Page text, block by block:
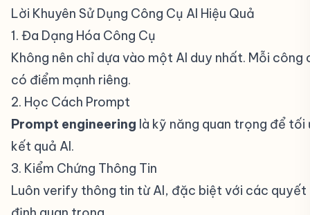
Lời Khuyên Sử Dụng Công Cụ AI Hiệu Quả
1. Đa Dạng Hóa Công Cụ
Không nên chỉ dựa vào một AI duy nhất. Mỗi công
có điểm mạnh riêng.
2. Học Cách Prompt
Prompt engineering là kỹ năng quan trọng để tối
kết quả AI.
3. Kiểm Chứng Thông Tin
Luôn verify thông tin từ AI, đặc biệt với các quyết